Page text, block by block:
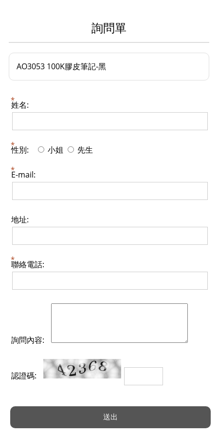
詢問單
AO3053 100K膠皮筆記-黑
姓名:
性別: 小姐 先生
E-mail:
地址:
聯絡電話:
詢問內容:
認證碼: